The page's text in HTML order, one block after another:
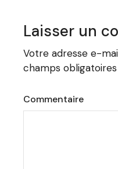
Laisser un
Votre adresse e-
champs
Commentaire